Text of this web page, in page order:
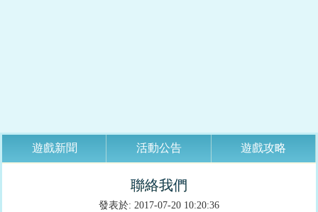
遊戲新聞 活動公告 遊戲攻略
聯絡我們
發表於: 2017-07-20 10:20:36